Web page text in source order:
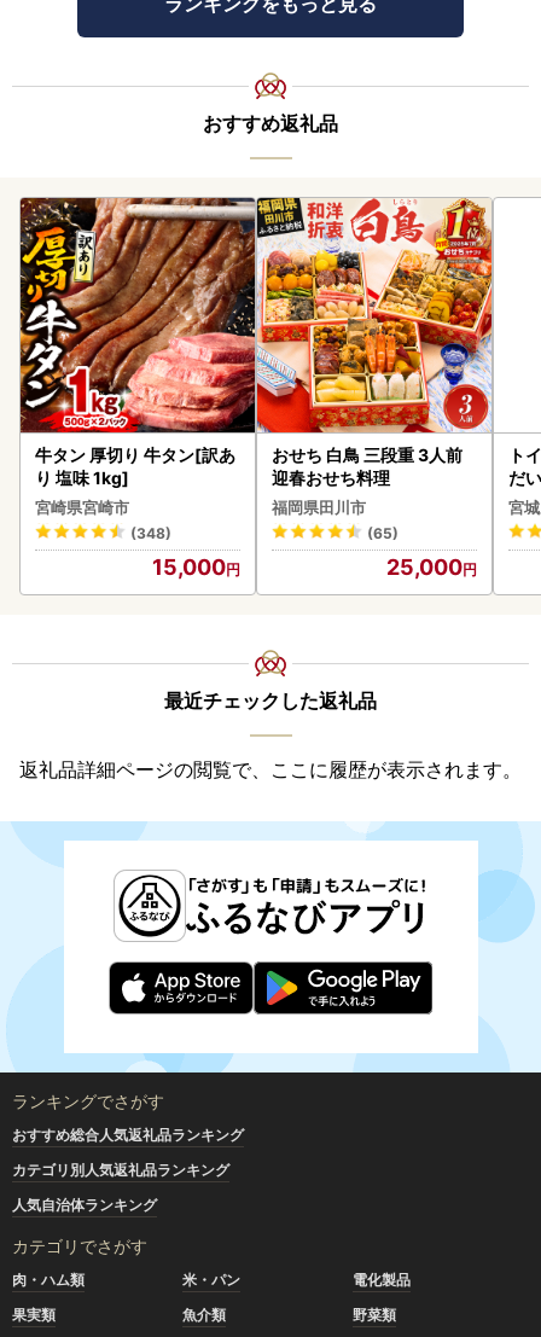
おすすめ返礼品
牛タン 厚切り 牛タン[訳あ
り 塩味 1kg]
宮崎県宮崎市
(348)
15,000
おせち 白鳥 三段重 3人前
迎春おせち料理
福岡県田川市
(65)
25,000
ト
だ
6ロ
宮
最近チェックした返礼品
返礼品詳細ページの閲覧で、ここに履歴が表示されます。
ランキングでさがす
おすすめ総合人気返礼品ランキング
カテゴリ別人気返礼品ランキング
人気自治体ランキング
カテゴリでさがす
肉・ハム類 米・パン
電化製品
果実類
魚介類
野菜類